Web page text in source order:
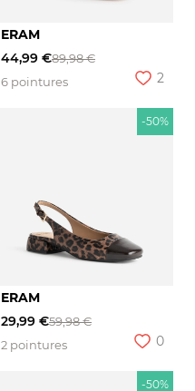
ERAM
44,99 €89,98 €
6 pointures
2
-50%
ERAM
29,99 €59,98 €
2 pointures
0
-50%